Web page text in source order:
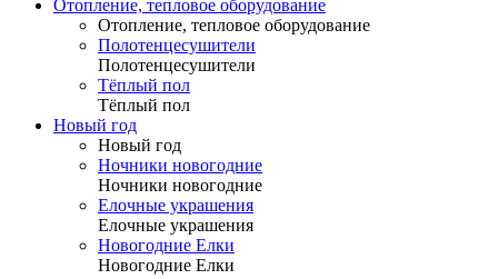
Отопление, тепловое оборудование
Отопление, тепловое оборудование
Полотенцесушители
Полотенцесушители
Тёплый пол
Тёплый пол
Новый год
Новый год
Ночники новогодние
Ночники новогодние
Елочные украшения
Елочные украшения
Новогодние Елки
Новогодние Елки